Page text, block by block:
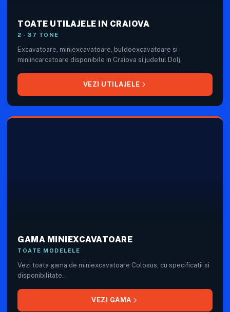
TOATE UTILAJELE IN CRAIOVA
2 - 37 TONE
Excavatoare, miniexcavatoare, buldoexcavatoare si
miniincarcatoare disponibile in Craiova si judetul Dolj.
VEZI UTILAJELE
GAMA MINIEXCAVATOARE
TOATE MODELELE
Vezi toata gama de miniexcavatoare Colosus, cu specificatii si
disponibilitate.
VEZI GAMA